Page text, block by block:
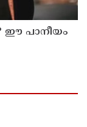
ഈ പാനീയം